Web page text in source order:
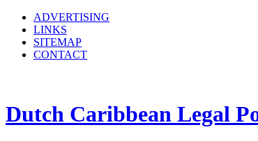
ADVERTISING
LINKS
SITEMAP
CONTACT
Dutch Caribbean Legal